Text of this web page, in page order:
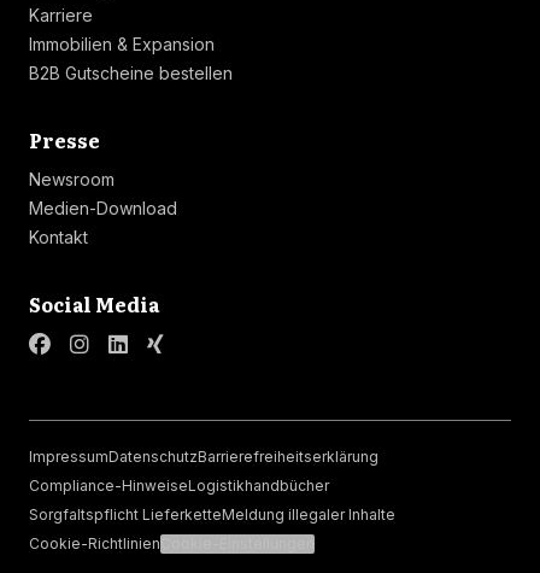
Karriere
Immobilien & Expansion
B2B Gutscheine bestellen
Presse
Newsroom
Medien-Download
Kontakt
Social Media
ImpressumDatenschutzBarrierefreiheitserklärung
Compliance-HinweiseLogistikhandbücher
Sorgfaltspflicht LieferketteMeldung illegaler Inhalte
Cookie-RichtlinienCookie-Einstellungen